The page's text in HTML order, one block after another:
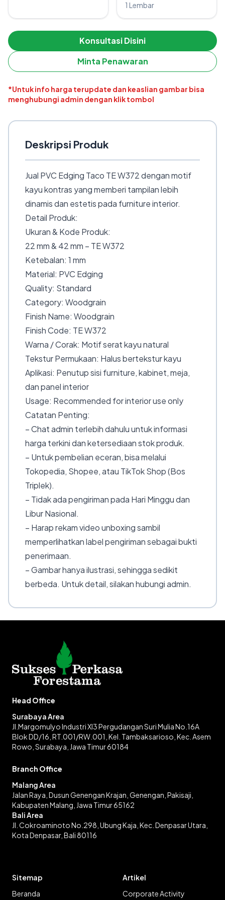
1 Lembar
Konsultasi Disini
Minta Penawaran
*Untuk info harga terupdate dan keaslian gambar bisa
menghubungi admin dengan klik tombol
Deskripsi Produk
Jual PVC Edging Taco TE W372 dengan motif
kayu kontras yang memberi tampilan lebih
dinamis dan estetis pada furniture interior.
Detail Produk:
Ukuran & Kode Produk:
22 mm & 42 mm – TE W372
Ketebalan: 1 mm
Material: PVC Edging
Quality: Standard
Category: Woodgrain
Finish Name: Woodgrain
Finish Code: TE W372
Warna / Corak: Motif serat kayu natural
Tekstur Permukaan: Halus bertekstur kayu
Aplikasi: Penutup sisi furniture, kabinet, meja,
dan panel interior
Usage: Recommended for interior use only
Catatan Penting:
– Chat admin terlebih dahulu untuk informasi
harga terkini dan ketersediaan stok produk.
– Untuk pembelian eceran, bisa melalui
Tokopedia, Shopee, atau TikTok Shop (Bos
Triplek).
– Tidak ada pengiriman pada Hari Minggu dan
Libur Nasional.
– Harap rekam video unboxing sambil
memperlihatkan label pengiriman sebagai bukti
penerimaan.
– Gambar hanya ilustrasi, sehingga sedikit
berbeda. Untuk detail, silakan hubungi admin.
Head Office
Surabaya Area
Jl.Margomulyo Industri XI3 Pergudangan Suri Mulia No.16A
Blok DD/16, RT.001/RW.001, Kel. Tambaksarioso, Kec. Asem
Rowo, Surabaya, Jawa Timur 60184
Branch Office
Malang Area
Jalan Raya, Dusun Genengan Krajan, Genengan, Pakisaji,
Kabupaten Malang, Jawa Timur 65162
Bali Area
Jl. Cokroaminoto No.298, Ubung Kaja, Kec. Denpasar Utara,
Kota Denpasar, Bali 80116
Sitemap
Beranda
Artikel
Corporate Activity